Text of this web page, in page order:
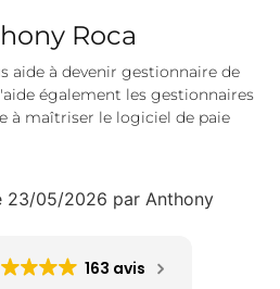
Roca
aide à devenir gestionnaire de
également les gestionnaires
à maîtriser le logiciel de paie
23/05/2026 par Anthony
163 avis